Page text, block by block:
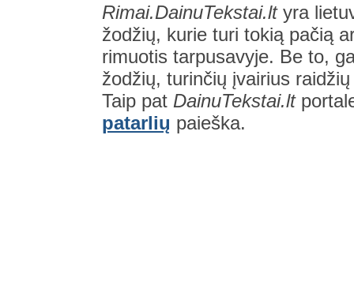
Rimai.DainuTekstai.ltyra
žodžių, kurie turi tokią pačią
rimuotis tarpusavyje. Be to,
žodžių, turinčių įvairius
Taip pat DainuTekstai.lt
patarlių paieška.